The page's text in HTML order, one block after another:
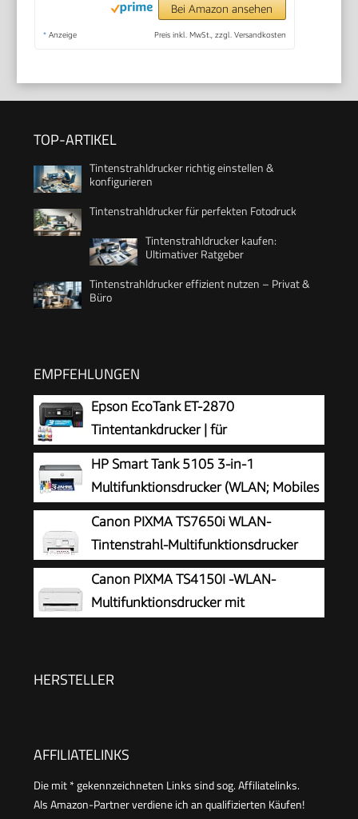
Bei Amazon ansehen
* Anzeige Preis inkl. MwSt., zzgl. Versandkosten
TOP-ARTIKEL
Tintenstrahldrucker richtig einstellen &
konfigurieren
Tintenstrahldrucker für perfekten Fotodruck
Tintenstrahldrucker kaufen:
Ultimativer Ratgeber
Tintenstrahldrucker effizient nutzen – Privat &
Büro
EMPFEHLUNGEN
Epson EcoTank ET-2870
Tintentankdrucker | für
vielbeschäftigte Haushalte | WLAN | A4
| Drucken, Kopieren, Scannen | 3.7 cm LCD-
Display | inkl. Tinte für bis zu 3 Jahre
HP Smart Tank 5105 3-in-1
Multifunktionsdrucker (WLAN; Mobiles
Drucken) – 3 Jahre Tinte inklusive, 3
Jahre Garantie, großer Tintentank, hohe
Reichweite, Drucken in hoher Qualität
Canon PIXMA TS7650i WLAN-
Tintenstrahl-Multifunktionsdrucker
Canon PIXMA TS4150I -WLAN-
Multifunktionsdrucker mit
Smartphone leicht gemacht PIXMA Print Plan
HERSTELLER
AFFILIATELINKS
Die mit * gekennzeichneten Links sind sog. Affiliatelinks.
Als Amazon-Partner verdiene ich an qualifizierten Käufen!